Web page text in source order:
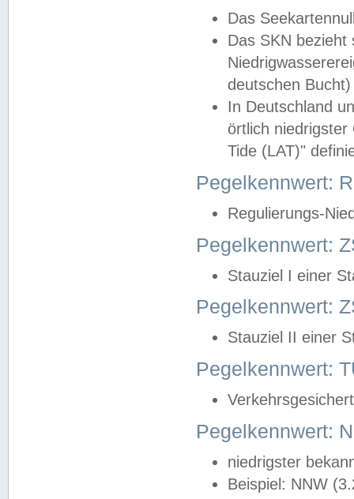
Das
Das SKN
deutschen
In Deutschland
örtlich
Tide (LAT)"
Pegelkennwert:
Regulierungs-
Pegelkennwert:
Stauziel I einer
Pegelkennwert:
Stauziel II einer
Pegelkennwert:
Pegelkennwert:
niedrigster
Beispiel: NNW